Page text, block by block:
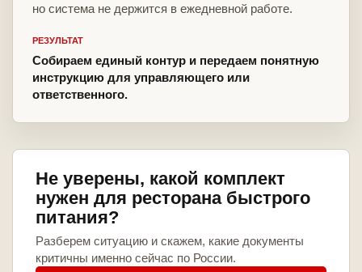
но система не держится в ежедневной работе.
РЕЗУЛЬТАТ
Собираем единый контур и передаем понятную
инструкцию для управляющего или
ответственного.
Не уверены, какой комплект
нужен для ресторана быстрого
питания?
Разберем ситуацию и скажем, какие документы
критичны именно сейчас по России.